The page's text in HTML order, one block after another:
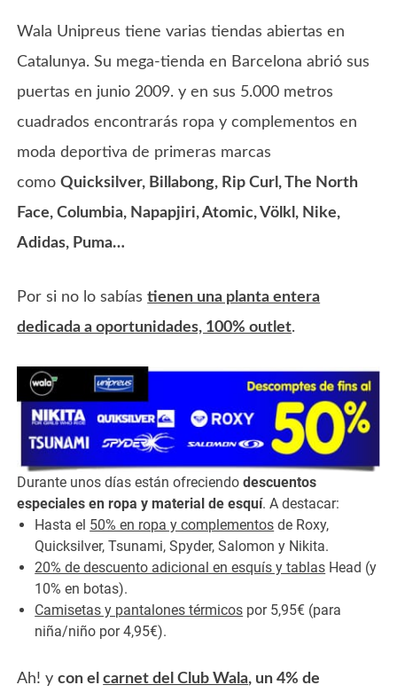
Wala Unipreus tiene varias tiendas abiertas en
Catalunya. Su mega-tienda en Barcelona abrió sus
puertas en junio 2009. y en sus 5.000 metros
cuadrados encontrarás ropa y complementos en
moda deportiva de primeras marcas
comoQuicksilver, Billabong, Rip Curl, The North
Face, Columbia, Napapjiri, Atomic, Völkl, Nike,
Adidas, Puma…
Por si no lo sabíastienen una planta entera
dedicada a oportunidades, 100% outlet.
Durante unos días están ofreciendodescuentos
especiales en ropa y material de esquí. A destacar:
Hasta el 50% en ropa y complementos de Roxy,
Quicksilver, Tsunami, Spyder, Salomon y Nikita.
20% de descuento adicional en esquís y tablas Head (y
10% en botas).
Camisetas y pantalones térmicos por 5,95€ (para
niña/niño por 4,95€).
Ah! ycon elcarnet del Club Wala, un 4% de